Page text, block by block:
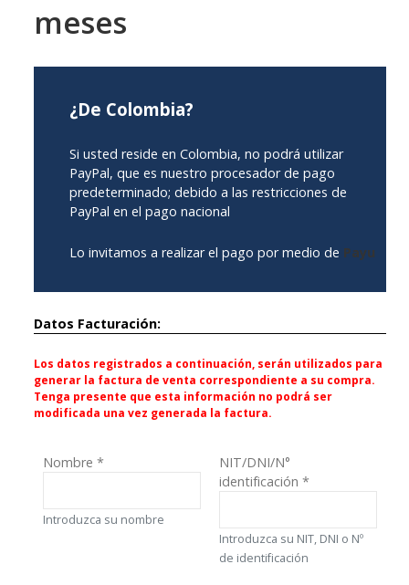
meses
¿De Colombia?
Si usted reside en Colombia, no podrá utilizar
PayPal, que es nuestro procesador de pago
predeterminado; debido a las restricciones de
PayPal en el pago nacional
Lo invitamos a realizar el pago por medio de Payu
Datos Facturación:
Los datos registrados a continuación, serán utilizados para
generar la factura de venta correspondiente a su compra.
Tenga presente que esta información no podrá ser
modificada una vez generada la factura.
Nombre *
Introduzca su nombre
NIT/DNI/N°
identificación *
Introduzca su NIT, DNI o Nº
de identificación